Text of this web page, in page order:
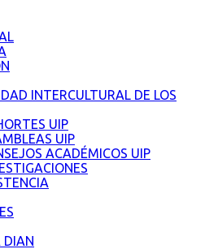
INTERCULTURAL DE LOS
UIP
UIP
ACADÉMICOS UIP
DIAN